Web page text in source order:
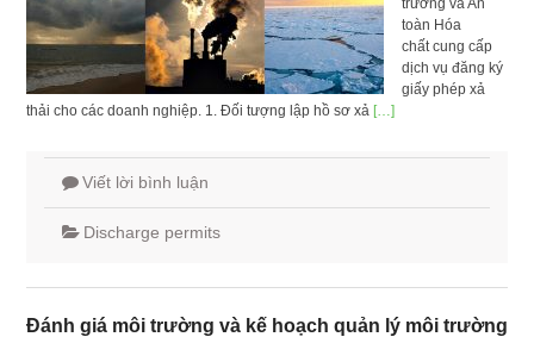
trường và An
toàn Hóa
chất cung cấp
dịch vụ đăng ký
giấy phép xả
thải cho các doanh nghiệp. 1. Đối tượng lập hồ sơ xả […]
Viết lời bình luận
Discharge permits
Đánh giá môi trường và kế hoạch quản lý môi trường